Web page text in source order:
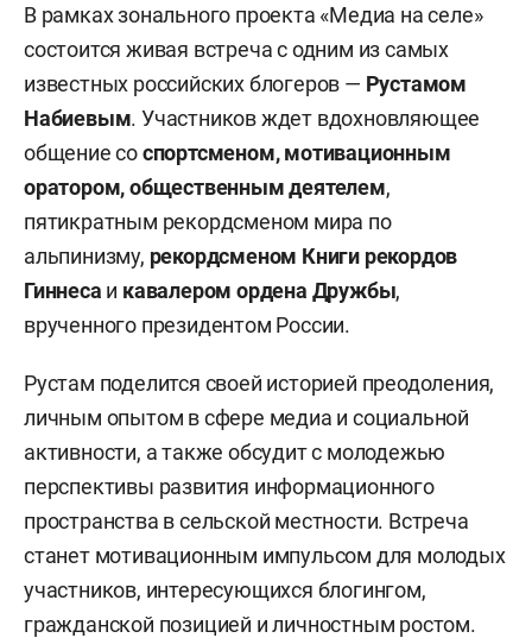
В рамках зонального проекта «Медиа на селе»
состоится живая встреча с одним из самых
известных российских блогеров — Рустамом
Набиевым. Участников ждет вдохновляющее
общение соспортсменом, мотивационным
оратором, общественным деятелем,
пятикратным рекордсменом мира по
альпинизму, рекордсменом Книги рекордов
Гиннеса и кавалером ордена Дружбы,
врученного президентом России.
Рустам поделится своей историей преодоления,
личным опытом в сфере медиа и социальной
активности, а также обсудит с молодежью
перспективы развития информационного
пространства в сельской местности. Встреча
станет мотивационным импульсом для молодых
участников, интересующихся блогингом,
гражданской позицией и личностным ростом.